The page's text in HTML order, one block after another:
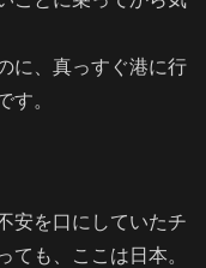
に、真っすぐ港に行
す。
安を口にしていたチ
ても、ここは日本。